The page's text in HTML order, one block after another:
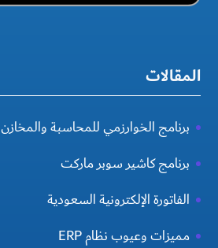
المقالات
برنامج الخوارزمي للمحاسبة والمخازن
برنامج كاشير سوبر ماركت
الفاتورة الإلكترونية السعودية
مميزات وعيوب نظام ERP